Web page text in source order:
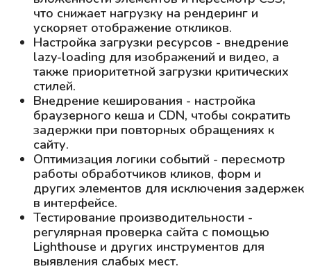
что снижает нагрузку на рендеринг и
ускоряет отображение откликов.
Настройка загрузки ресурсов - внедрение
lazy-loading для изображений и видео, а
также приоритетной загрузки критических
стилей.
Внедрение кеширования - настройка
браузерного кеша и CDN, чтобы сократить
задержки при повторных обращениях к
сайту.
Оптимизация логики событий - пересмотр
работы обработчиков кликов, форм и
других элементов для исключения задержек
в интерфейсе.
Тестирование производительности -
регулярная проверка сайта с помощью
Lighthouse и других инструментов для
выявления слабых мест.